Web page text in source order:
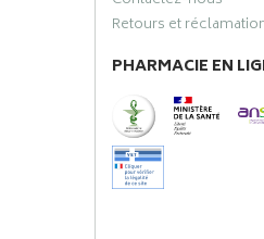
Retours et
PHARMACIE EN